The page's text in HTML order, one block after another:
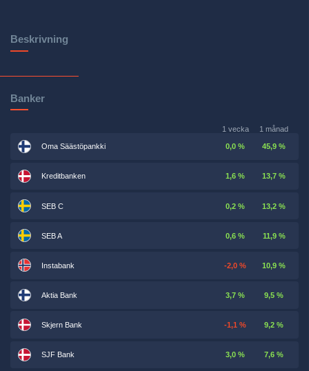
Beskrivning
Banker
1 vecka 1 månad
Oma Säästöpankki 0,0 % 45,9 %
Kreditbanken 1,6 % 13,7 %
SEB C 0,2 % 13,2 %
SEB A 0,6 % 11,9 %
Instabank -2,0 % 10,9 %
Aktia Bank 3,7 % 9,5 %
Skjern Bank -1,1 % 9,2 %
SJF Bank 3,0 % 7,6 %